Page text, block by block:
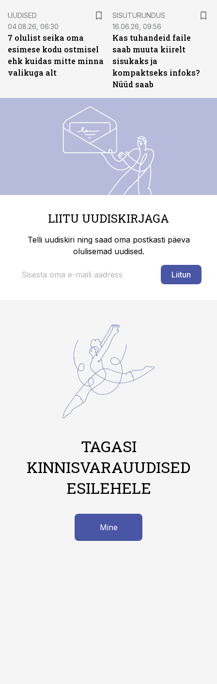
UUDISED
04.08.26, 06:30
7 olulist seika oma
esimese kodu ostmisel
ehk kuidas mitte minna
valikuga alt
SISUTURUNDUS
16.06.26, 09:56
Kas tuhandeid faile
saab muuta kiirelt
sisukaks ja
kompaktseks infoks?
Nüüd saab
LIITU UUDISKIRJAGA
Telli uudiskiri ning saad oma postkasti päeva
olulisemad uudised.
Liitun
TAGASI
KINNISVARAUUDISED
ESILEHELE
Mine